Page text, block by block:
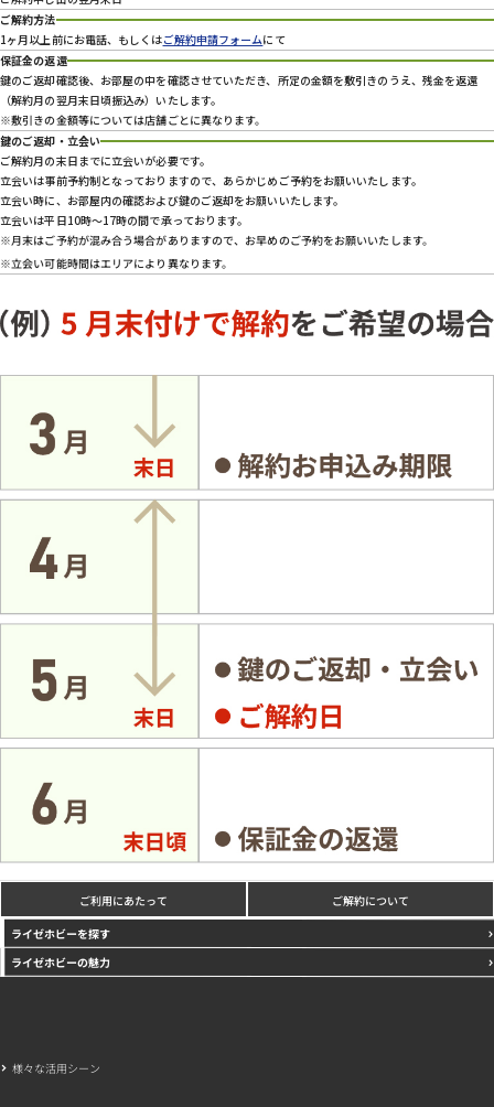
ご解約方法
1ヶ月以上前にお電話、もしくはご解約申請フォームにて
保証金の返還
鍵のご返却確認後、お部屋の中を確認させていただき、所定の金額を敷引きのうえ、残金を返還
（解約月の翌月末日頃振込み）いたします。
※敷引きの金額等については店舗ごとに異なります。
鍵のご返却・立会い
ご解約月の末日までに立会いが必要です。
立会いは事前予約制となっておりますので、あらかじめご予約をお願いいたします。
立会い時に、お部屋内の確認および鍵のご返却をお願いいたします。
立会いは平日10時～17時の間で承っております。
※月末はご予約が混み合う場合がありますので、お早めのご予約をお願いいたします。
※立会い可能時間はエリアにより異なります。
ご利用にあたって ご解約について
ライゼホビーを探す
ライゼホビーの魅力
様々な活用シーン